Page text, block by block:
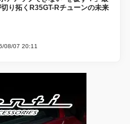
り拓くR35GT-Rチューンの未来
08/07 20:11